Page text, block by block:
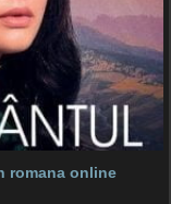
romana online